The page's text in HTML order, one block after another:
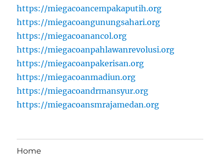
https://miegacoancempakaputih.org
https://miegacoangunungsahari.org
https://miegacoanancol.org
https://miegacoanpahlawanrevolusi.org
https://miegacoanpakerisan.org
https://miegacoanmadiun.org
https://miegacoandrmansyur.org
https://miegacoansmrajamedan.org
Home